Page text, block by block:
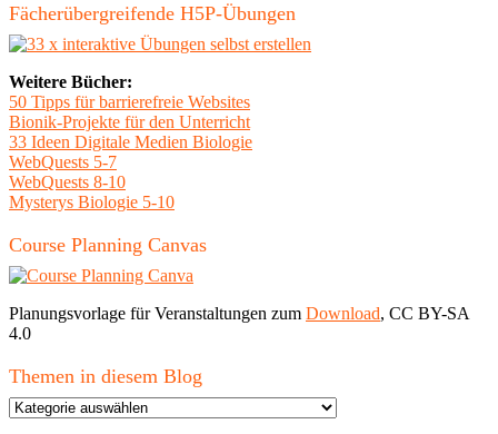
Fächerübergreifende H5P-Übungen
Weitere Bücher:
50 Tipps für barrierefreie Websites
Bionik-Projekte für den Unterricht
33 Ideen Digitale Medien Biologie
WebQuests 5-7
WebQuests 8-10
Mysterys Biologie 5-10
Course Planning Canvas
Planungsvorlage für Veranstaltungen zum Download, CC BY-SA
4.0
Themen in diesem Blog
Themen